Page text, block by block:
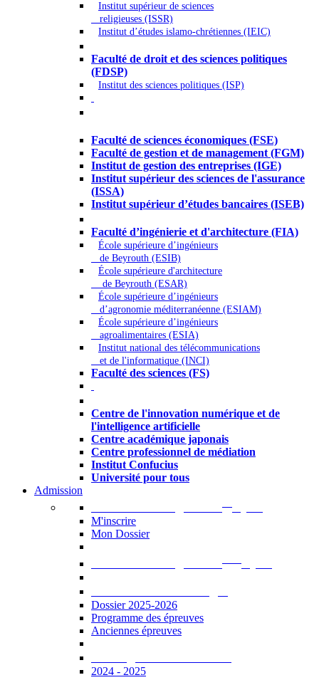
Institut supérieur de sciences
religieuses (ISSR)
Institut d’études islamo-chrétiennes (IEIC)
Faculté de droit et des sciences politiques
(FDSP)
Institut des sciences politiques (ISP)
Faculté de sciences économiques (FSE)
Faculté de gestion et de management (FGM)
Institut de gestion des entreprises (IGE)
Institut supérieur des sciences de l'assurance
(ISSA)
Institut supérieur d’études bancaires (ISEB)
Faculté d’ingénierie et d'architecture (FIA)
École supérieure d’ingénieurs
de Beyrouth (ESIB)
École supérieure d'architecture
de Beyrouth (ESAR)
École supérieure d’ingénieurs
d’agronomie méditerranéenne (ESIAM)
École supérieure d’ingénieurs
agroalimentaires (ESIA)
Institut national des télécommunications
et de l'informatique (INCI)
Faculté des sciences (FS)
Centre de l'innovation numérique et de
l'intelligence artificielle
Centre académique japonais
Centre professionnel de médiation
Institut Confucius
Université pour tous
Admission
M'inscrire
Mon Dossier
Dossier 2025-2026
Programme des épreuves
Anciennes épreuves
2024 - 2025